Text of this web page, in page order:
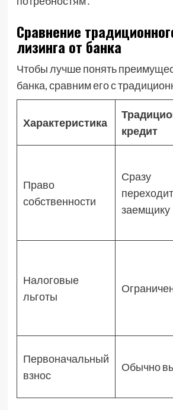
Сравнение
лизинга от банка
Чтобы лучше понять
банка, сравним его с
Характеристика
кредит
Право
собственности
Сразу
заемщику
Налоговые
льготы
Первоначальный
взнос
Обычно